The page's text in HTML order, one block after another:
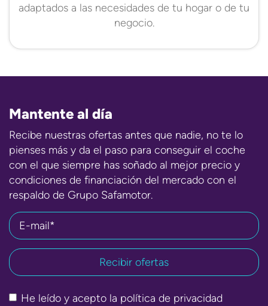
adaptados a las necesidades de tu hogar o de tu
negocio.
Mantente al día
Recibe nuestras ofertas antes que nadie, no te lo
pienses más y da el paso para conseguir el coche
con el que siempre has soñado al mejor precio y
condiciones de financiación del mercado con el
respaldo de Grupo Safamotor.
E-mail*
He leído y acepto la política de privacidad